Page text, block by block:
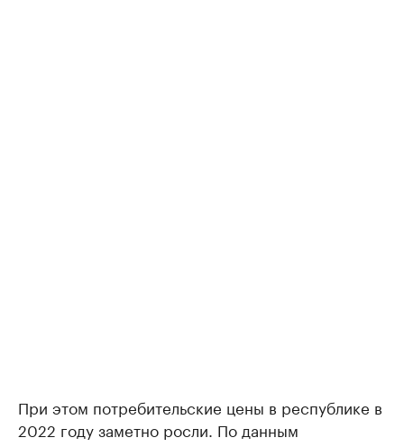
При этом потребительские цены в республике в
2022 году заметно росли. По данным